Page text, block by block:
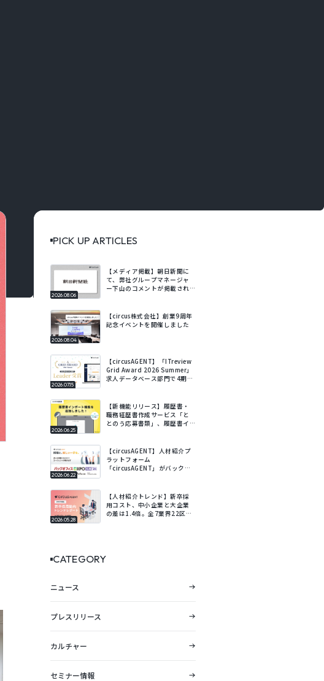
PICK UP ARTICLES
2026.08.06
【メディア掲載】朝日新聞に
て、弊社グループマネージャ
ー下山のコメントが掲載され
2026.08.04
【circus株式会社】創業9周年
記念イベントを開催しました
2026.07.15
【circusAGENT】「ITreview
Grid Award 2026 Summer」
求人データベース部門で4期連
2026.06.25
【新機能リリース】履歴書・
職務経歴書作成サービス「と
とのう応募書類」、履歴書イ
けでフォームに自動で入力。
2026.06.22
【circusAGENT】人材紹介プ
ラットフォーム
「circusAGENT」がバックオ
援。
2026.05.28
【人材紹介トレンド】新卒採
用コスト、中小企業と大企業
の差は1.4倍。全7業界22区
CATEGORY
ニュース
プレスリリース
カルチャー
セミナー情報